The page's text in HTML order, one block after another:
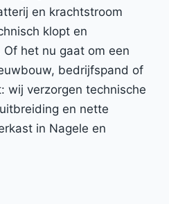
en krachtstroom
klopt en
het nu gaat om een
bedrijfspand of
wij verzorgen technische
en nette
in Nagele en